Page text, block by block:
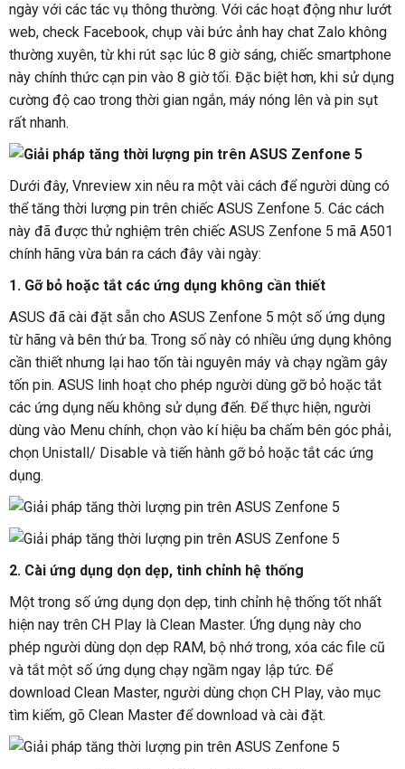
ngày với các tác vụ thông thường. Với các hoạt động như lướt
web, check Facebook, chụp vài bức ảnh hay chat Zalo không
thường xuyên, từ khi rút sạc lúc 8 giờ sáng, chiếc smartphone
này chính thức cạn pin vào 8 giờ tối. Đặc biệt hơn, khi sử dụng
cường độ cao trong thời gian ngắn, máy nóng lên và pin sụt
rất nhanh.
Dưới đây, Vnreview xin nêu ra một vài cách để người dùng có
thể tăng thời lượng pin trên chiếc ASUS Zenfone 5. Các cách
này đã được thử nghiệm trên chiếc ASUS Zenfone 5 mã A501
chính hãng vừa bán ra cách đây vài ngày:
1. Gỡ bỏ hoặc tắt các ứng dụng không cần thiết
ASUS đã cài đặt sẵn cho ASUS Zenfone 5 một số ứng dụng
từ hãng và bên thứ ba. Trong số này có nhiều ứng dụng không
cần thiết nhưng lại hao tốn tài nguyên máy và chạy ngầm gây
tốn pin. ASUS linh hoạt cho phép người dùng gỡ bỏ hoặc tắt
các ứng dụng nếu không sử dụng đến. Để thực hiện, người
dùng vào Menu chính, chọn vào kí hiệu ba chấm bên góc phải,
chọn Unistall/ Disable và tiến hành gỡ bỏ hoặc tắt các ứng
dụng.
2. Cài ứng dụng dọn dẹp, tinh chỉnh hệ thống
Một trong số ứng dụng dọn dẹp, tinh chỉnh hệ thống tốt nhất
hiện nay trên CH Play là Clean Master. Ứng dụng này cho
phép người dùng dọn dẹp RAM, bộ nhớ trong, xóa các file cũ
và tắt một số ứng dụng chạy ngầm ngay lập tức. Để
download Clean Master, người dùng chọn CH Play, vào mục
tìm kiếm, gõ Clean Master để download và cài đặt.